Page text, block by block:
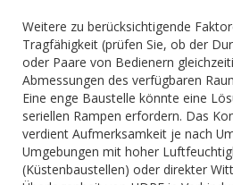
Weitere zu berücksichtigende
Tragfähigkeit (prüfen Sie, ob der
oder Paare von Bedienern
Abmessungen des verfügbaren
Eine enge Baustelle könnte eine
seriellen Rampen erfordern. Das
verdient Aufmerksamkeit je nach
Umgebungen mit hoher
(Küstenbaustellen) oder direkter